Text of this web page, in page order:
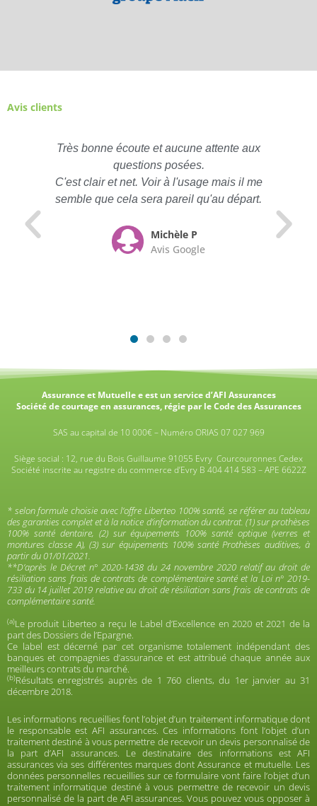
Avis clients
Très bonne écoute et aucune attente aux
questions posées.
C'est clair et net. Voir à l'usage mais il me
semble que cela sera pareil qu'au départ.
Michèle P
Avis Google
Assurance et Mutuelle e est un service d’AFI Assurances
Société de courtage en assurances, régie par le Code des Assurances
SAS au capital de 10 000€ – Numéro ORIAS 07 027 969
Siège social : 12, rue du Bois Guillaume 91055 Evry Courcouronnes Cedex
Société inscrite au registre du commerce d’Evry B 404 414 583 – APE 6622Z
* selon formule choisie avec l’offre Liberteo 100% santé, se référer au tableau
des garanties complet et à la notice d’information du contrat. (1) sur prothèses
100% santé dentaire, (2) sur équipements 100% santé optique (verres et
montures classe A), (3) sur équipements 100% santé Prothèses auditives, à
partir du 01/01/2021.
**D’après le Décret n° 2020-1438 du 24 novembre 2020 relatif au droit de
résiliation sans frais de contrats de complémentaire santé et la Loi n° 2019-
733 du 14 juillet 2019 relative au droit de résiliation sans frais de contrats de
complémentaire santé.
(a)Le produit Liberteo a reçu le Label d’Excellence en 2020 et 2021 de la
part des Dossiers de l’Epargne.
Ce label est décerné par cet organisme totalement indépendant des
banques et compagnies d’assurance et est attribué chaque année aux
meilleurs contrats du marché.
(b)Résultats enregistrés auprès de 1 760 clients, du 1er janvier au 31
décembre 2018.
Les informations recueillies font l’objet d’un traitement informatique dont
le responsable est AFI assurances. Ces informations font l’objet d’un
traitement destiné à vous permettre de recevoir un devis personnalisé de
la part d’AFI assurances. Le destinataire des informations est AFI
assurances via ses différentes marques dont Assurance et mutuelle. Les
données personnelles recueillies sur ce formulaire vont faire l’objet d’un
traitement informatique destiné à vous permettre de recevoir un devis
personnalisé de la part de AFI assurances. Vous pouvez vous opposer à